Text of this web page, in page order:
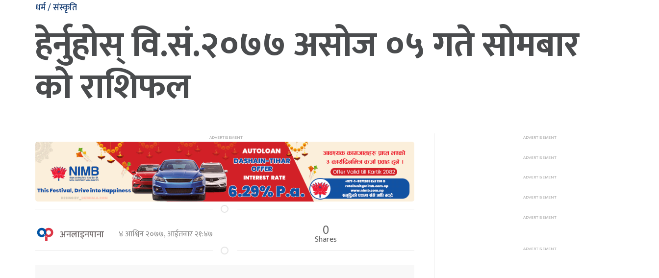
धर्म / संस्कृति
हेर्नुहोस् वि.सं.२०७७ असोज ०५ गते सोमबार
को राशिफल
अनलाइनपाना ४ आश्विन २०७७, आईतवार २१:४७ 0
Shares